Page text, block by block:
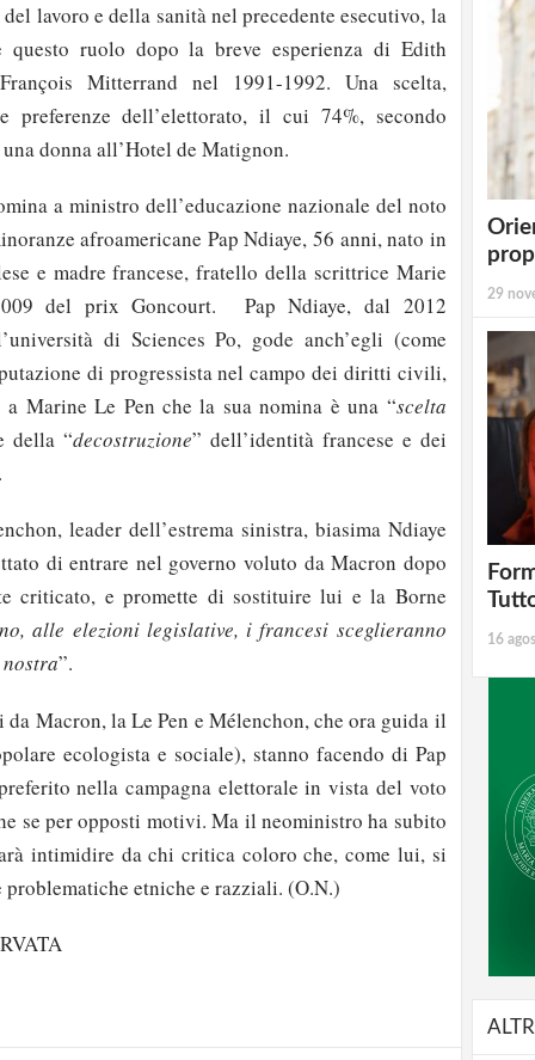
lavoro e della sanità nel precedente esecutivo, la
ruolo dopo la breve esperienza di Edith
Mitterrand nel 1991-1992. Una scelta,
dell’elettorato, il cui 74%, secondo
donna all’Hotel de Matignon.
a ministro dell’educazione nazionale del noto
afroamericane Pap Ndiaye, 56 anni, nato in
e madre francese, fratello della scrittrice Marie
del prix Goncourt. Pap Ndiaye, dal 2012
di Sciences Po, gode anch’egli (come
di progressista nel campo dei diritti civili,
Marine Le Pen che la sua nomina è una “scelta
della “decostruzione” dell’identità francese e dei
leader dell’estrema sinistra, biasima Ndiaye
di entrare nel governo voluto da Macron dopo
criticato, e promette di sostituire lui e la Borne
alle elezioni legislative, i francesi sceglieranno
”.
Macron, la Le Pen e Mélenchon, che ora guida il
ecologista e sociale), stanno facendo di Pap
nella campagna elettorale in vista del voto
se per opposti motivi. Ma il neoministro ha subito
intimidire da chi critica coloro che, come lui, si
etniche e razziali. (O.N.)
29
16